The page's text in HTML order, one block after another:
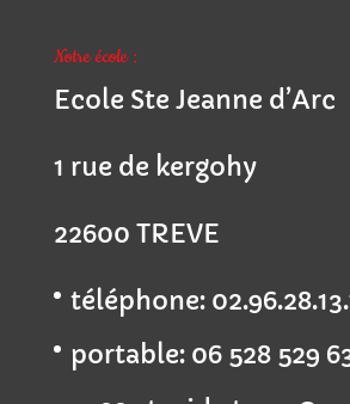
Notre école :
Ecole Ste Jeanne d’Arc
1 rue de kergohy
22600 TREVE
téléphone:
portable: 06 528 529